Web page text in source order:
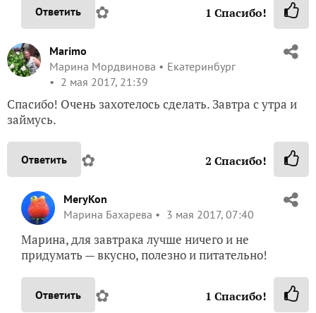
Ответить ✿ 1 Спасибо!
Marimo
Марина Мордвинова
Екатеринбург
2 мая 2017, 21:39
Спасибо! Очень захотелось сделать. Завтра с утра и
займусь.
Ответить ✿ 2 Спасибо!
MeryKon
Марина Бахарева
3 мая 2017, 07:40
Марина, для завтрака лучше ничего и не
придумать — вкусно, полезно и питательно!
Ответить ✿ 1 Спасибо!